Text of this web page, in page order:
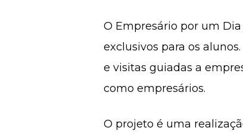
O Empresário por um
exclusivos para os
e visitas guiadas a
como empresários.
O projeto é uma